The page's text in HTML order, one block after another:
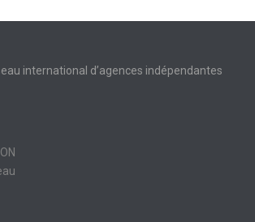
international d’agences indépendantes